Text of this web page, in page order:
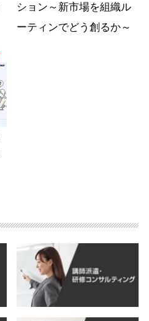
ション～新市場を組織ル
ーティンでどう創るか～